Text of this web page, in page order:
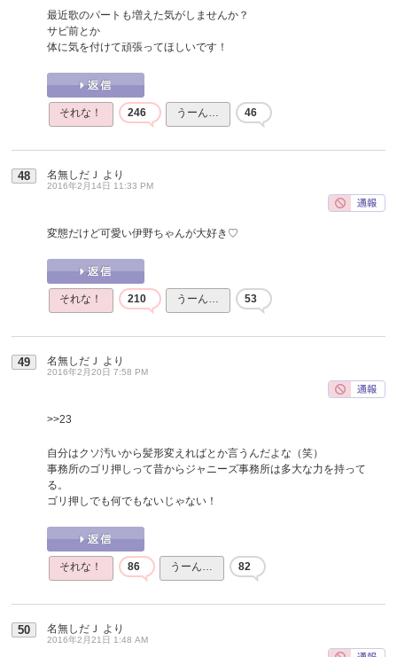
最近歌のパートも増えた気がしませんか？
サビ前とか
体に気を付けて頑張ってほしいです！
それな！ 246 うーん… 46
48 名無しだＪ より
2016年2月14日 11:33 PM
変態だけど可愛い伊野ちゃんが大好き♡
それな！ 210 うーん… 53
49 名無しだＪ より
2016年2月20日 7:58 PM
>>23
自分はクソ汚いから髪形変えればとか言うんだよな（笑）
事務所のゴリ押しって昔からジャニーズ事務所は多大な力を持って
る。
ゴリ押しでも何でもないじゃない！
それな！ 86 うーん… 82
50 名無しだＪ より
2016年2月21日 1:48 AM